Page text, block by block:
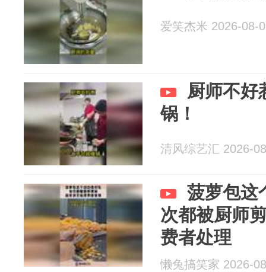
爱笑杰米 2026-08-
厨师不好
锅！
清风综艺汇 2026-
菠萝包这
次都被厨师
费者处理
懒兔搞笑家 2026-